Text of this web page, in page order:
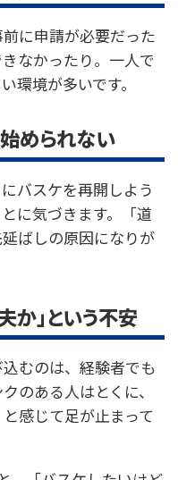
に申請が必要だった
なかったり。一人で
環境が多いです。
められない
バスケを再開しよう
に気づきます。「道
ばしの原因になりが
か」という不安
むのは、経験者でも
のある人はとくに、
感じて足が止まって